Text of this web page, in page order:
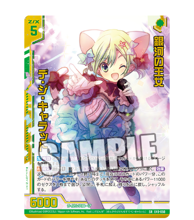
げまげま更新
2014.05.22
デ・ジ・キャラットクリアファイル4枚セット 3種が登場！
2013.10.03
でじこのゼクスカードが登場！
2013.08.16
デ・ジ・キャラット15周年記念グッズ ご予約受付中！
2013.08.01
ブラックゲマゲマ団アカウントが(不定期)から(公式)に昇格し
ました。
2013.06.03
ブラックゲマゲマ団活動開始(不定期)
2013.05.30
｢SUPER HEROINE CHRONICLE 超ヒロイン戦記｣に｢デ・
ジ・キャラット｣の参戦が決定！
2013.05.28
げまげま更新
2013.05.28
3人をたくさんフォロー頂いて、ありがとうございます！
2013.05.08